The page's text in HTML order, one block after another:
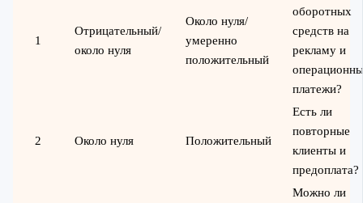
1
Отрицательный/
около нуля
Около нуля/
умеренно
положительный
оборотных
средств на
рекламу и
платежи?
2 Около нуля Положительный
Есть ли
повторные
клиенты и
предоплата?
Можно ли